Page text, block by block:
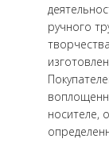
ручного
носителе,